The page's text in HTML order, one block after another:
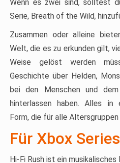
Wenn es zwei sind, solltest
Serie, Breath of the Wild,
Zusammen oder alleine
Welt, die es zu erkunden gilt,
Weise gelöst werden
Geschichte über Helden,
bei den Menschen und
hinterlassen haben. Alles in
Form, die für alle
Für Xbox
Hi-Fi Rush ist ein musikalisches